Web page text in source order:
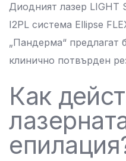
Диодният лазер LIGHT
I2PL система Ellipse
„Пандерма“ предлагат
клинично потвърден
Как